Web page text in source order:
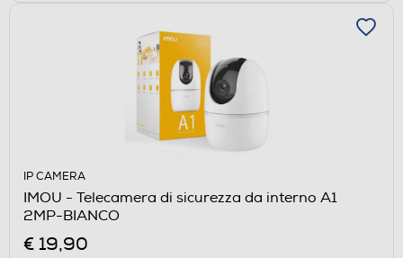
IP CAMERA
IMOU - Telecamera di sicurezza da interno A1
2MP-BIANCO
€ 19,90